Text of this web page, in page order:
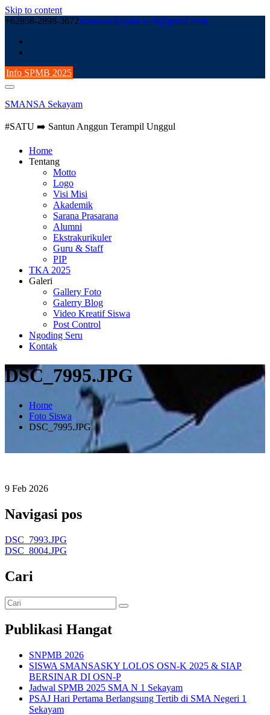
Skip to content
+62858-2898-3672smansasekayam.web@gmail.com
Info SPMB 2025
SMANSA Sekayam
#SATU ➡️ Santun Anggun Terampil Unggul
Home
Tentang
Motto
Logo
Visi Misi
Akademik
Sarana Prasarana
Alumni
Ekstrakurikuler
Guru & Staff
PIP
TKA 2025
Galeri
Gallery Foto
Galerry Blog
Video Kreatif Siswa
Post Control
Ngoding Seru
Kontak
DSC_7995.JPG
Home
Foto Siswa
DSC_7995.JPG
9 Feb 2026
Navigasi pos
DSC_7993.JPG
DSC_8004.JPG
Cari
Publikasi Hangat
SNPMB 2026
SISWA SMANSASKY LOLOS OSN-K 2025 & SIAP
BERSINAR DI OSN-P
Jadwal SPMB 2025 SMA N 1 Sekayam
PSAJ Hari Pertama Berlangsung Tertib di SMA Negeri 1
Sekayam